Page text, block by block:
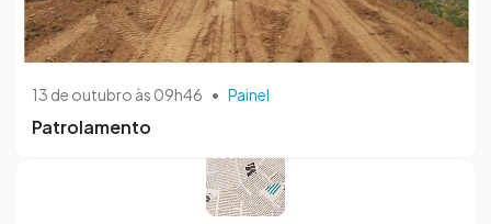
13 de outubro às 09h46 • Painel
Patrolamento